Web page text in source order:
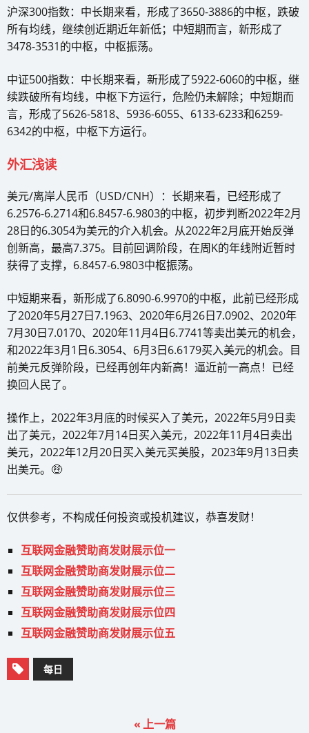
沪深300指数：中长期来看，形成了3650-3886的中枢，跌破
所有均线，继续创近期近年新低；中短期而言，新形成了
3478-3531的中枢，中枢振荡。
中证500指数：中长期来看，新形成了5922-6060的中枢，继
续跌破所有均线，中枢下方运行，危险仍未解除；中短期而
言，形成了5626-5818、5936-6055、6133-6233和6259-
6342的中枢，中枢下方运行。
外汇浅读
美元/离岸人民币（USD/CNH）：长期来看，已经形成了
6.2576-6.2714和6.8457-6.9803的中枢，初步判断2022年2月
28日的6.3054为美元的介入机会。从2022年2月底开始反弹
创新高，最高7.375。目前回调阶段，在周K的年线附近暂时
获得了支撑，6.8457-6.9803中枢振荡。
中短期来看，新形成了6.8090-6.9970的中枢，此前已经形成
了2020年5月27日7.1963、2020年6月26日7.0902、2020年
7月30日7.0170、2020年11月4日6.7741等卖出美元的机会，
和2022年3月1日6.3054、6月3日6.6179买入美元的机会。目
前美元反弹阶段，已经再创年内新高！逼近前一高点！已经
换回人民了。
操作上，2022年3月底的时候买入了美元，2022年5月9日卖
出了美元，2022年7月14日买入美元，2022年11月4日卖出
美元，2022年12月20日买入美元买美股，2023年9月13日卖
出美元。🤑
仅供参考，不构成任何投资或投机建议，恭喜发财！
互联网金融赞助商发财展示位一
互联网金融赞助商发财展示位二
互联网金融赞助商发财展示位三
互联网金融赞助商发财展示位四
互联网金融赞助商发财展示位五
每日
« 上一篇